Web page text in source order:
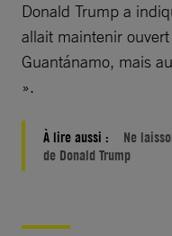
Donald Trump a
allait maintenir
Guantánamo, mais
».
À lire aussi :
Ne
de Donald Trump